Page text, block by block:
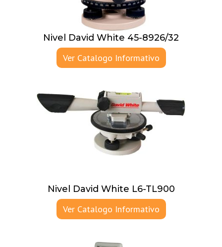
Nivel David White 45-8926/32
Ver Catalogo Informativo
Nivel David White L6-TL900
Ver Catalogo Informativo